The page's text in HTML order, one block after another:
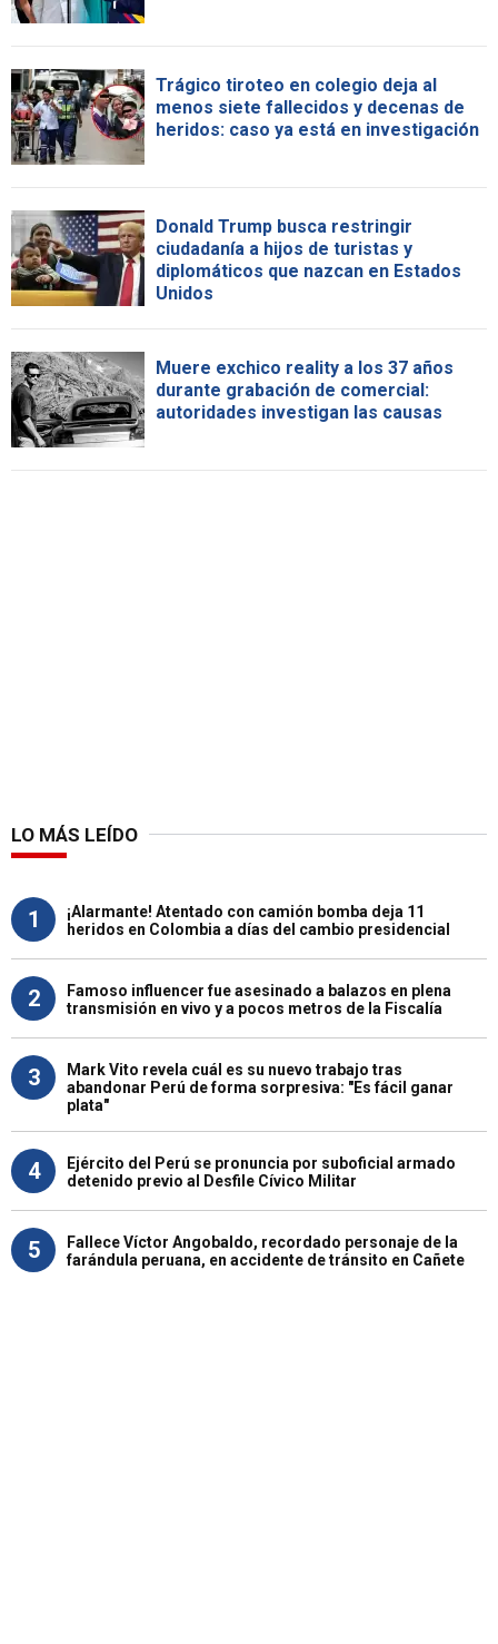
Trágico tiroteo en colegio deja al
menos siete fallecidos y decenas de
heridos: caso ya está en investigación
Donald Trump busca restringir
ciudadanía a hijos de turistas y
diplomáticos que nazcan en Estados
Unidos
Muere exchico reality a los 37 años
durante grabación de comercial:
autoridades investigan las causas
LO MÁS LEÍDO
1
¡Alarmante! Atentado con camión bomba deja 11
heridos en Colombia a días del cambio presidencial
2
Famoso influencer fue asesinado a balazos en plena
transmisión en vivo y a pocos metros de la Fiscalía
3
Mark Vito revela cuál es su nuevo trabajo tras
abandonar Perú de forma sorpresiva: "Es fácil ganar
plata"
4
Ejército del Perú se pronuncia por suboficial armado
detenido previo al Desfile Cívico Militar
5
Fallece Víctor Angobaldo, recordado personaje de la
farándula peruana, en accidente de tránsito en Cañete